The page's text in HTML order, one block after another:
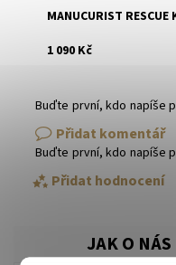
MANUCURIST RESCUE
1 090 Kč
Buďte první, kdo napíše
Přidat komentář
Buďte první, kdo napíše
Přidat hodnocení